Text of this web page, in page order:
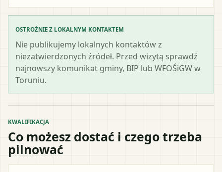
OSTROŻNIE Z LOKALNYM KONTAKTEM
Nie publikujemy lokalnych kontaktów z
niezatwierdzonych źródeł. Przed wizytą sprawdź
najnowszy komunikat gminy, BIP lub WFOŚiGW w
Toruniu.
KWALIFIKACJA
Co możesz dostać i czego trzeba
pilnować